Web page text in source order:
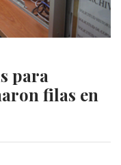
para
filas en